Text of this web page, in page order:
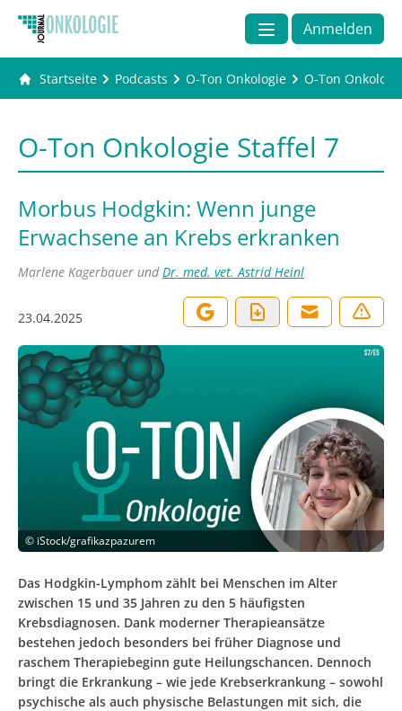
Anmelden
Startseite Podcasts O-Ton Onkologie O-Ton
O-Ton Onkologie Staffel 7
Morbus Hodgkin: Wenn junge
Erwachsene an Krebs erkranken
Marlene Kagerbauer undDr. med. vet. Astrid Heinl
23.04.2025
© iStock/grafikazpazurem
Das Hodgkin-Lymphom zählt bei Menschen im Alter
zwischen 15 und 35 Jahren zu den 5 häufigsten
Krebsdiagnosen. Dank moderner Therapieansätze
bestehen jedoch besonders bei früher Diagnose und
raschem Therapiebeginn gute Heilungschancen. Dennoch
bringt die Erkrankung – wie jede Krebserkrankung – sowohl
psychische als auch physische Belastungen mit sich, die